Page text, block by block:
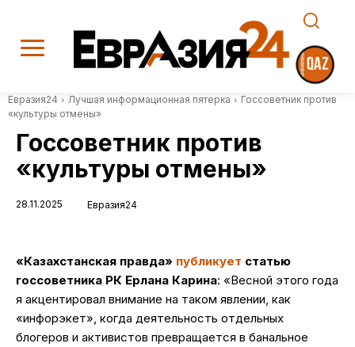
Евразия24 Лучшая информационная пятерка
Госсоветник против
«культуры отмены»
Госсоветник против
«культуры отмены»
28.11.2025 Евразия24
«Казахстанская правда» публикует статью
госсоветника РК Ерлана Карина: «Весной этого года
я акцентировал внимание на таком явлении, как
«инфорэкет», когда деятельность отдельных
блогеров и активистов превращается в банальное